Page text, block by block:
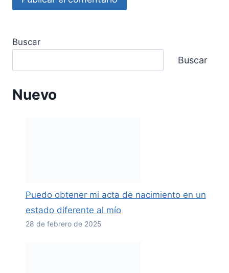
Buscar
Buscar
Nuevo
Puedo obtener mi acta de nacimiento en un
estado diferente al mío
28 de febrero de 2025